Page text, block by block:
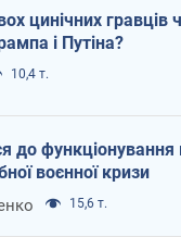
цинічних гравців
і Путіна?
10,4 т.
до функціонування
воєнної кризи
15,6 т.